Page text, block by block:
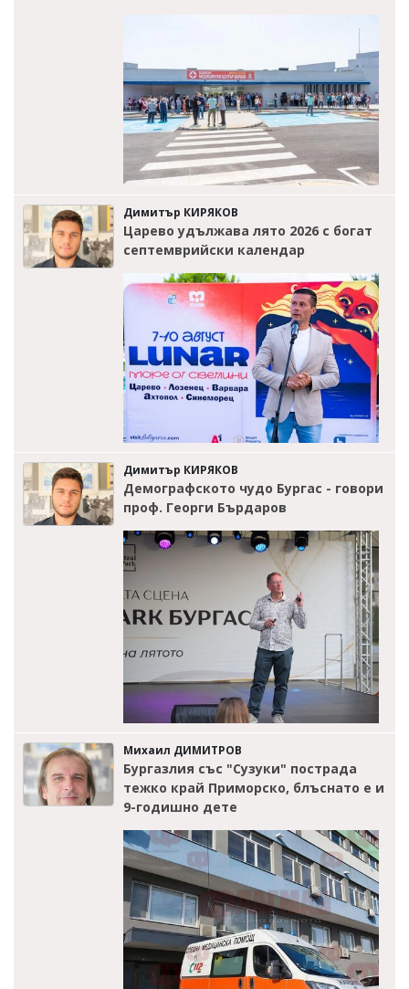
Димитър КИРЯКОВ
Царево удължава лято 2026 с богат
септемврийски календар
Димитър КИРЯКОВ
Демографското чудо Бургас - говори
проф. Георги Бърдаров
Михаил ДИМИТРОВ
Бургазлия със "Сузуки" пострада
тежко край Приморско, блъснато е и
9-годишно дете